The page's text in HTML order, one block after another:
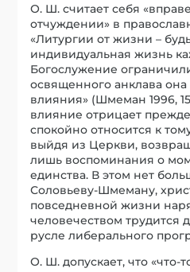
О. Ш. считает себя
отчуждении» в
«Литургии от жизни –
индивидуальная жизнь
Богослужение
освященного анклава
влияния» (Шмеман 1996,
влияние отрицает
спокойно относится к
выйдя из Церкви,
лишь воспоминания о
единства. В этом нет
Соловьеву-Шмеману,
повседневной жизни
человечеством трудится
русле либерального
О. Ш. допускает, что «что-